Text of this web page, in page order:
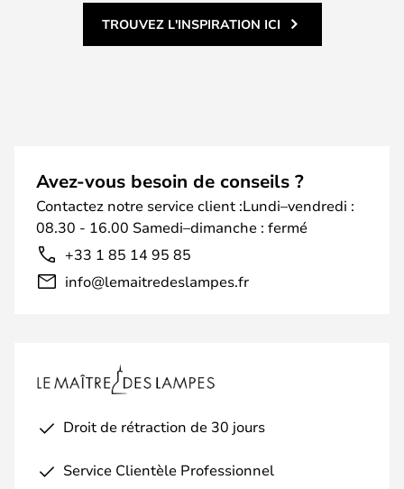
TROUVEZ L'INSPIRATION ICI
Avez-vous besoin de conseils ?
Contactez notre service client :Lundi–vendredi :
08.30 - 16.00 Samedi–dimanche : fermé
+33 1 85 14 95 85
info@lemaitredeslampes.fr
Droit de rétraction de 30 jours
Service Clientèle Professionnel